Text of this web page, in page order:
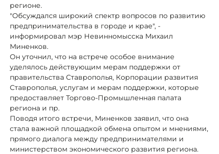
регионе.
"Обсуждался широкий спектр вопросов по развитию
предпринимательства в городе и крае", -
информировал мэр Невинномысска Михаил
Миненков.
Он уточнил, что на встрече особое внимание
уделялось действующим мерам поддержки от
правительства Ставрополья, Корпорации развития
Ставрополья, услугам и мерам поддержки, которые
предоставляет Торгово-Промышленная палата
региона и пр.
Поводя итого встречи, Миненков заявил, что она
стала важной площадкой обмена опытом и мнениями,
прямого диалога между предпринимателями и
министерством экономического развития региона.